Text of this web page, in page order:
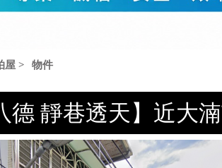
屋 > 物件
德 靜巷透天】近大